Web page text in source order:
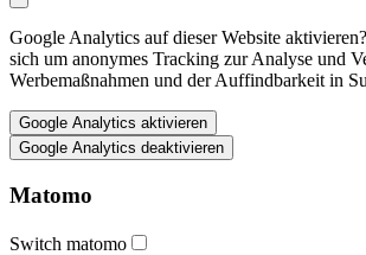
Google Analytics auf dieser Website
sich um anonymes Tracking zur Analyse und
Werbemaßnahmen und der Auffindbarkeit in
Matomo
Switch matomo